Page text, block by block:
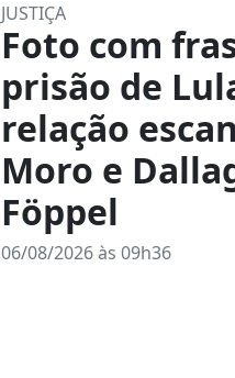
JUSTIÇA
Foto com
prisão de
relação
Moro e
Föppel
06/08/2026 às 09h36